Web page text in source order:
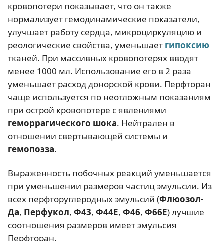
кровопотери показывает, что он также
нормализует гемодинамические показатели,
улучшает работу сердца, микроциркуляцию и
реологические свойства, уменьшает гипоксию
тканей. При массивных кровопотерях вводят
менее 1000 мл. Использование его в 2 раза
уменьшает расход донорской крови. Перфторан
чаще используется по неотложным показаниям
при острой кровопотере с явлениями
геморрагического шока. Нейтрален в
отношении свертывающей системы и
гемопоэза.
Выраженность побочных реакций уменьшается
при уменьшении размеров частиц эмульсии. Из
всех перфторуглеродных эмульсий (Флюозол-
Да, Перфукол, Ф43, Ф44Е, Ф46, Ф66Е) лучшие
соотношения размеров имеет эмульсия
Перфторан.